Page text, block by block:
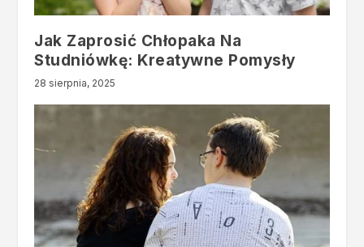
Jak Zaprosić Chłopaka Na
Studniówkę: Kreatywne Pomysły
28 sierpnia, 2025